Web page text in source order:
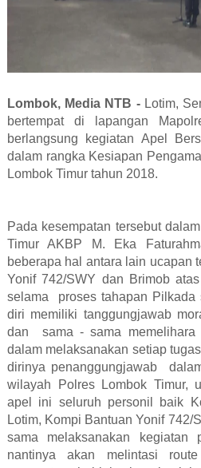
Lombok, Media NTB -Lotim,
bertempat di lapangan
berlangsung kegiatan Apel
dalam rangka Kesiapan
Lombok Timur tahun 2018.
Pada kesempatan tersebut
Timur AKBP M. Eka
beberapa hal antara lain ucapan
Yonif 742/SWY dan Brimob
selama
proses tahapan
diri memiliki tanggungjawab
dan
sama - sama memelihara
dalam melaksanakan setiap
dirinya penanggungjawab
wilayah Polres Lombok Timur,
apel ini seluruh personil baik
Lotim, Kompi Bantuan Yonif 742/
sama melaksanakan
nantinya akan melintasi